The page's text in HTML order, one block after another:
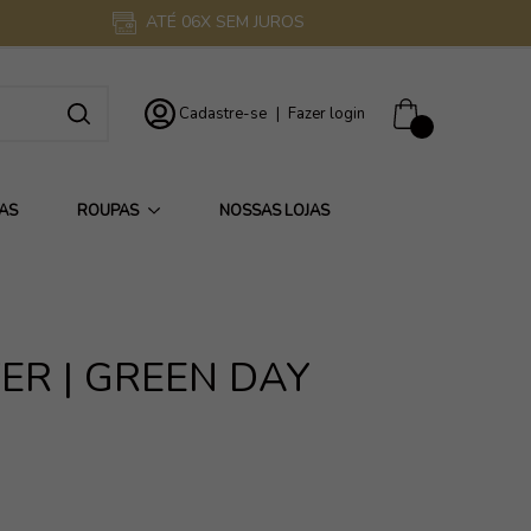
ATÉ 06X SEM JUROS
Cadastre-se Fazer login
ROUPAS NOSSAS LOJAS
| GREEN DAY